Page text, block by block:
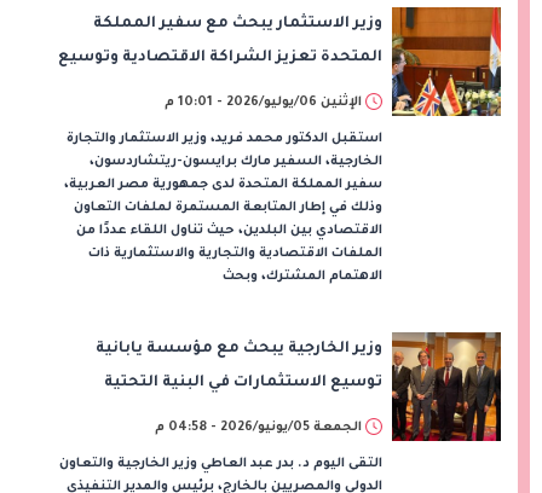
وزير الاستثمار يبحث مع سفير المملكة
المتحدة تعزيز الشراكة الاقتصادية وتوسيع
الاستثمارات البريطانية في مصر
الإثنين 06/يوليو/2026 - 10:01 م
استقبل الدكتور محمد فريد، وزير الاستثمار والتجارة
الخارجية، السفير مارك برايسون-ريتشاردسون،
سفير المملكة المتحدة لدى جمهورية مصر العربية،
وذلك في إطار المتابعة المستمرة لملفات التعاون
الاقتصادي بين البلدين، حيث تناول اللقاء عددًا من
الملفات الاقتصادية والتجارية والاستثمارية ذات
الاهتمام المشترك، وبحث
وزير الخارجية يبحث مع مؤسسة يابانية
توسيع الاستثمارات في البنية التحتية
والمنطقة الاقتصادية لقناة السويس
الجمعة 05/يونيو/2026 - 04:58 م
التقى اليوم د. بدر عبد العاطي وزير الخارجية والتعاون
الدولي والمصريين بالخارج، برئيس والمدير التنفيذي